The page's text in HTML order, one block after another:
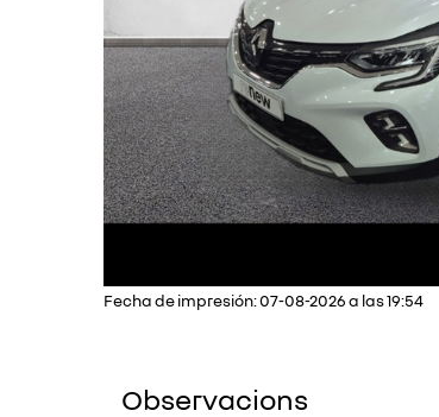
Fecha de impresión: 07-08-2026 a las 19:54
Observacions